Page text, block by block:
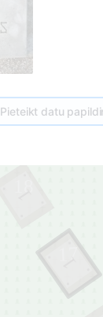
Pieteikt datu